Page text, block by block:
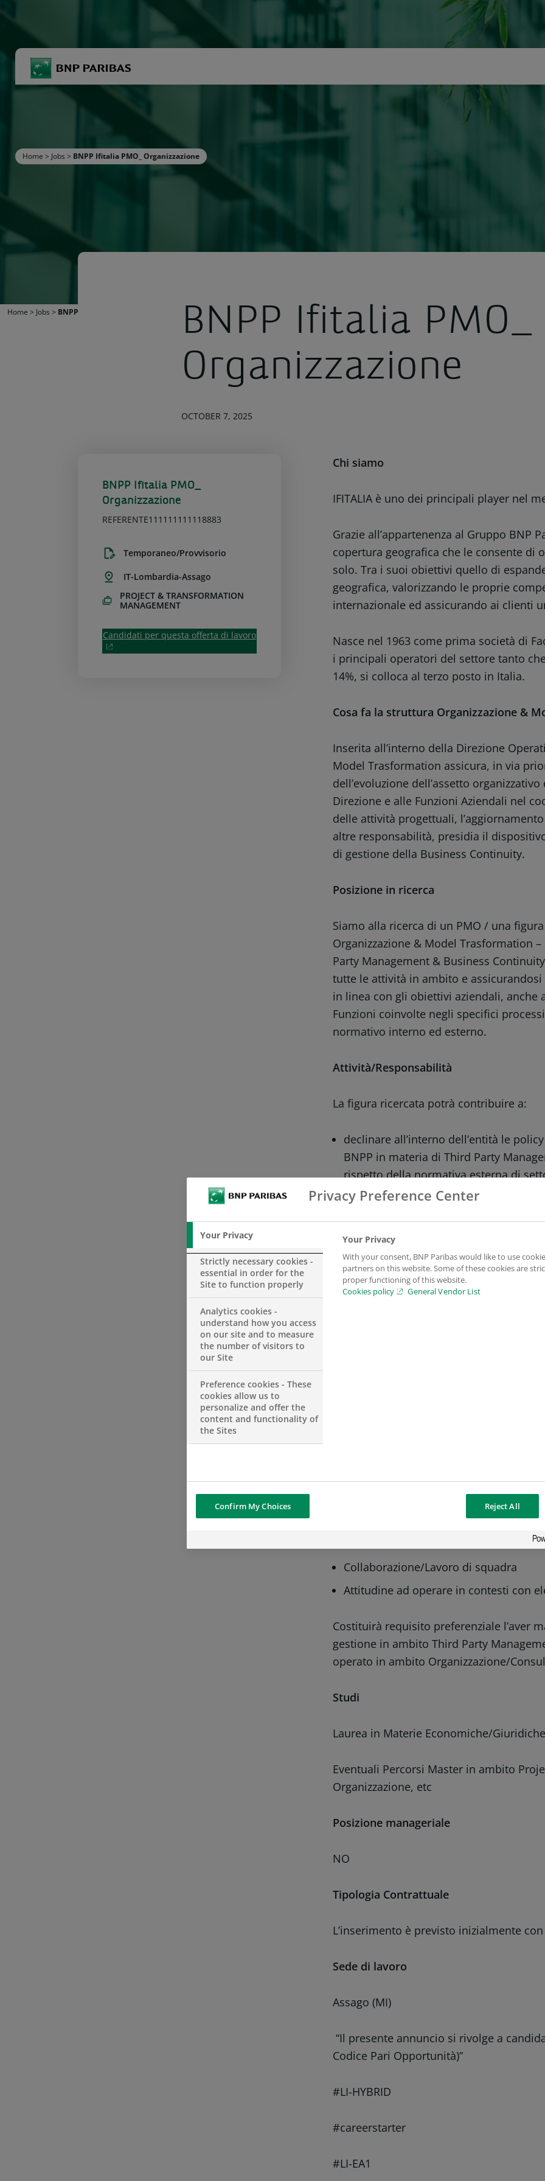
BNP Paribas
Inserisci i termini di ricerca Ricerca
Home > Jobs > BNPP Ifitalia PMO_ Organizzazione
Home > Jobs > BNPP Ifitalia PMO_ Organizzazione
BNPP Ifitalia PMO_
Organizzazione
OCTOBER 7, 2025
BNPP Ifitalia PMO_
Organizzazione
REFERENTE111111111118883
Temporaneo/Provvisorio
IT-Lombardia-Assago
PROJECT & TRANSFORMATION
MANAGEMENT
Candidati per questa offerta di lavoro
Chi siamo
IFITALIA è uno dei principali player nel
Grazie all’appartenenza al Gruppo BNP
copertura geografica che le consente di
solo. Tra i suoi obiettivi quello di
geografica, valorizzando le proprie
internazionale ed assicurando ai clienti
Nasce nel 1963 come prima società di
i principali operatori del settore tanto
14%, si colloca al terzo posto in Italia.
Cosa fa la struttura Organizzazione &
Inserita all’interno della Direzione
Model Trasformation assicura, in via
dell’evoluzione dell’assetto
Direzione e alle Funzioni Aziendali nel
delle attività progettuali,
altre responsabilità, presidia il
di gestione della Business Continuity.
Posizione in ricerca
Siamo alla ricerca di un PMO / una
Organizzazione & Model Trasformation
Party Management & Business
tutte le attività in ambito e
in linea con gli obiettivi aziendali,
Funzioni coinvolte negli specifici
normativo interno ed esterno.
Attività/Responsabilità
La figura ricercata potrà contribuire a:
declinare all’interno dell’entità le
BNPP in materia di Third Party
rispetto della normativa esterna di
supportare le diverse Funzioni
linee guida all’interno dei rispettivi
complessiva verso i dispositivi di
partecipare in prima persona alle
negli ambiti in oggetto, gestendo il
procedure collegate, e assicurando il
l’avanzamento del masterplan in
presidiare il processo di emissione
interna in ambito Third Party
relazionandosi con tutte le Funzioni
contribuire al presidio delle
Ottima conoscenza dei principali
Conoscenza fluente della lingua
Capacità di “delivery”/ Orientamento
Ottime abilità relazionali e di
Collaborazione/Lavoro di squadra
Attitudine ad operare in contesti con
Costituirà requisito preferenziale l’aver
gestione in ambito Third Party
operato in ambito Organizzazione/
Studi
Laurea in Materie Economiche/
Eventuali Percorsi Master in ambito
Organizzazione, etc
Posizione manageriale
NO
Tipologia Contrattuale
L’inserimento è previsto inizialmente
Sede di lavoro
Assago (MI)
“Il presente annuncio si rivolge a
Codice Pari Opportunità)”
#LI-HYBRID
#careerstarter
#LI-EA1
Privacy Preference Center
Your Privacy
Strictly necessary cookies -
essential in order for the
Site to function properly
Analytics cookies -
understand how you access
on our site and to measure
the number of visitors to
our Site
Preference cookies - These
cookies allow us to
personalize and offer the
content and functionality of
the Sites
Your Privacy
With your consent, BNP Paribas would like to use
partners on this website. Some of these cookies are
proper functioning of this website.
Cookies policy
General Vendor List
Confirm My Choices Reject All